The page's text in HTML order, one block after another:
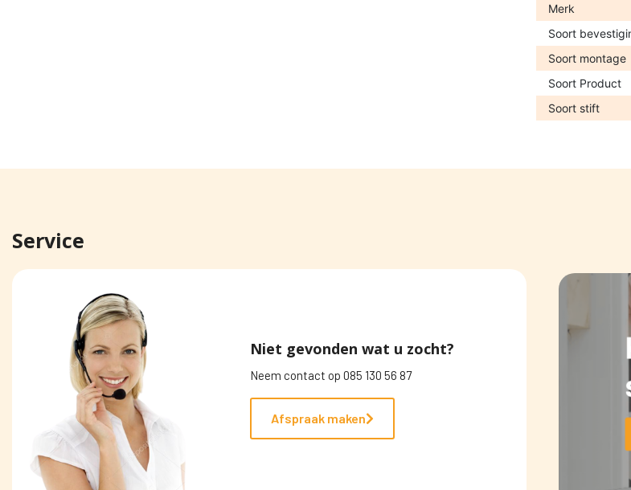
Merk
Soort
Soort montage
Soort Product
Soort stift
Service
Niet gevonden wat u zocht?
Neem contact op 085 130 56 87
Afspraak maken